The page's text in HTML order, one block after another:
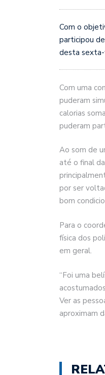
Com o
participou
desta sexta-
Com uma
puderam
calorias
puderam
Ao som de
até o final
por ser
bom
Para o
física dos
em geral.
“Foi uma
Ver as
aproximam